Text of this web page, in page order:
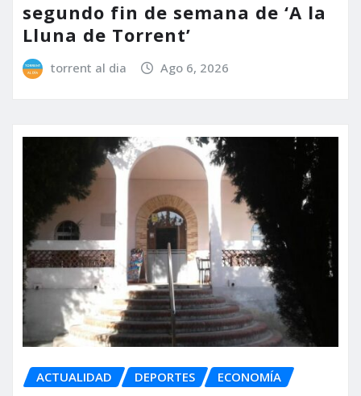
segundo fin de semana de ‘A la
Lluna de Torrent’
torrent al dia Ago 6, 2026
ACTUALIDAD DEPORTES ECONOMÍA